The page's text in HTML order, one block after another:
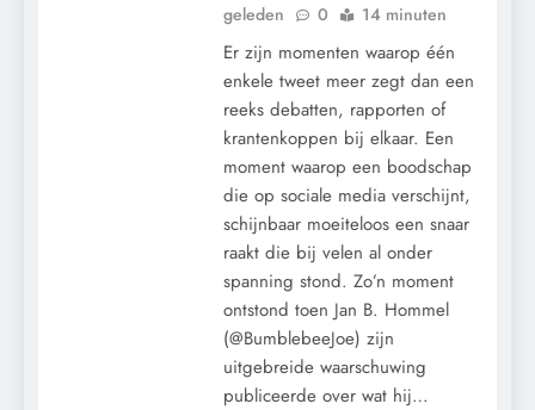
geleden
0 14 minuten
Er zijn momenten waarop één
enkele tweet meer zegt dan een
reeks debatten, rapporten of
krantenkoppen bij elkaar. Een
moment waarop een boodschap
die op sociale media verschijnt,
schijnbaar moeiteloos een snaar
raakt die bij velen al onder
spanning stond. Zo’n moment
ontstond toen Jan B. Hommel
(@BumblebeeJoe) zijn
uitgebreide waarschuwing
publiceerde over wat hij…